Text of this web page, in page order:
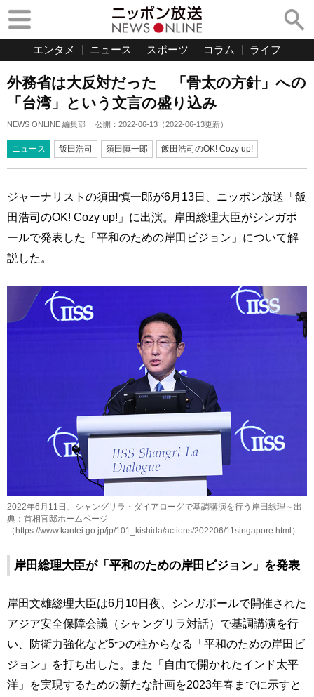
エンタメ ニュース スポーツ コラム ライフ
外務省は大反対だった 「骨太の方針」への
「台湾」という文言の盛り込み
NEWS ONLINE 編集部 公開： 2022-06-13 （2022-06-13更新）
ニュース 飯田浩司 須田慎一郎 飯田浩司のOK! Cozy up!
ジャーナリストの須田慎一郎が6月13日、ニッポン放送「飯
田浩司のOK! Cozy up!」に出演。岸田総理大臣がシンガポ
ールで発表した「平和のための岸田ビジョン」について解
説した。
2022年6月11日、シャングリラ・ダイアローグで基調講演を行う岸田総理～出
典：首相官邸ホームページ
（https://www.kantei.go.jp/jp/101_kishida/actions/202206/11singapore.html）
岸田総理大臣が「平和のための岸田ビジョン」を発表
岸田文雄総理大臣は6月10日夜、シンガポールで開催された
アジア安全保障会議（シャングリラ対話）で基調講演を行
い、防衛力強化など5つの柱からなる「平和のための岸田ビ
ジョン」を打ち出した。また「自由で開かれたインド太平
洋」を実現するための新たな計画を2023年春までに示すと